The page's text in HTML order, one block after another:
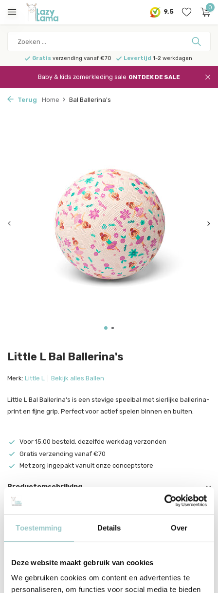
Toestemming Details Over
Deze website maakt gebruik van cookies
We gebruiken cookies om content en advertenties te
personaliseren, om functies voor social media te bieden
9,5
0
Gratis verzending vanaf €70 Levertijd 1-2 werkdagen
Baby & kids zomerkleding sale ONTDEK DE SALE
Terug Home Bal Ballerina's
Little L Bal Ballerina's
Merk: Little L Bekijk alles Ballen
Little L Bal Ballerina's is een stevige speelbal met sierlijke ballerina-
print en fijne grip. Perfect voor actief spelen binnen en buiten.
Voor 15:00 besteld, dezelfde werkdag verzonden
Gratis verzending vanaf €70
Met zorg ingepakt vanuit onze conceptstore
Productomschrijving
Little L Bal Ballerina's
ballerina-print die meteen uitnodigt tot bewegen. Het stevige
materiaal en de lichte structuur zorgen voor een fijne grip,
compacte formaat ligt hij prettig in kleine handjes en is hij geschikt
voor zowel binnen als buiten. Ideaal voor kinderen die dol zijn op